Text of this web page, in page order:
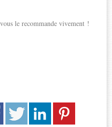
le recommande vivement !